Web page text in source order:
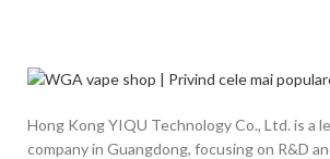
Hong Kong YIQU Technology Co., Ltd. is a
company in Guangdong, focusing on R&D